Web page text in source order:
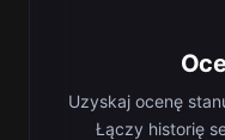
Uzyskaj ocenę
Łączy historię